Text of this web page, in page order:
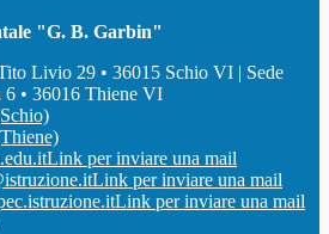
"G. B. Garbin"
Livio 29 • 36015 Schio VI | Sede
6 • 36016 Thiene VI
Link per inviare una mail
Link per inviare una mail
Link per inviare una mail